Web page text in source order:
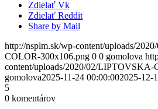
Zdielať Vk
Zdielať Reddit
Share by Mail
http://nsplm.sk/wp-content/uploads/
COLOR-300x106.png 0 0 gomolova
content/uploads/2020/02/LIPTOVSKA-
gomolova2025-11-24 00:00:002025-12-
5
0 komentárov